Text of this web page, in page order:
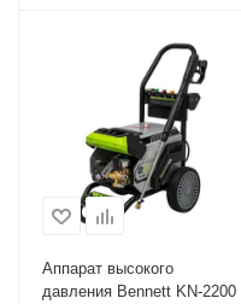
Аппарат высокого
давления Bennett KN-2200